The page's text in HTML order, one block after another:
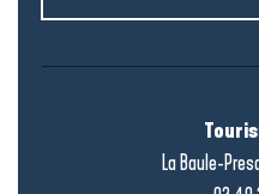
La Baule-